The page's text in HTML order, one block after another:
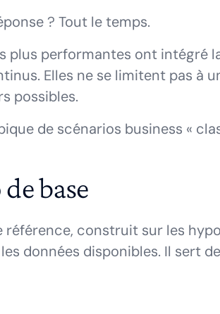
? Tout le temps.
plus performantes ont intégré
Elles ne se limitent pas à
possibles.
de scénarios business «
base
référence, construit sur les
données disponibles. Il sert